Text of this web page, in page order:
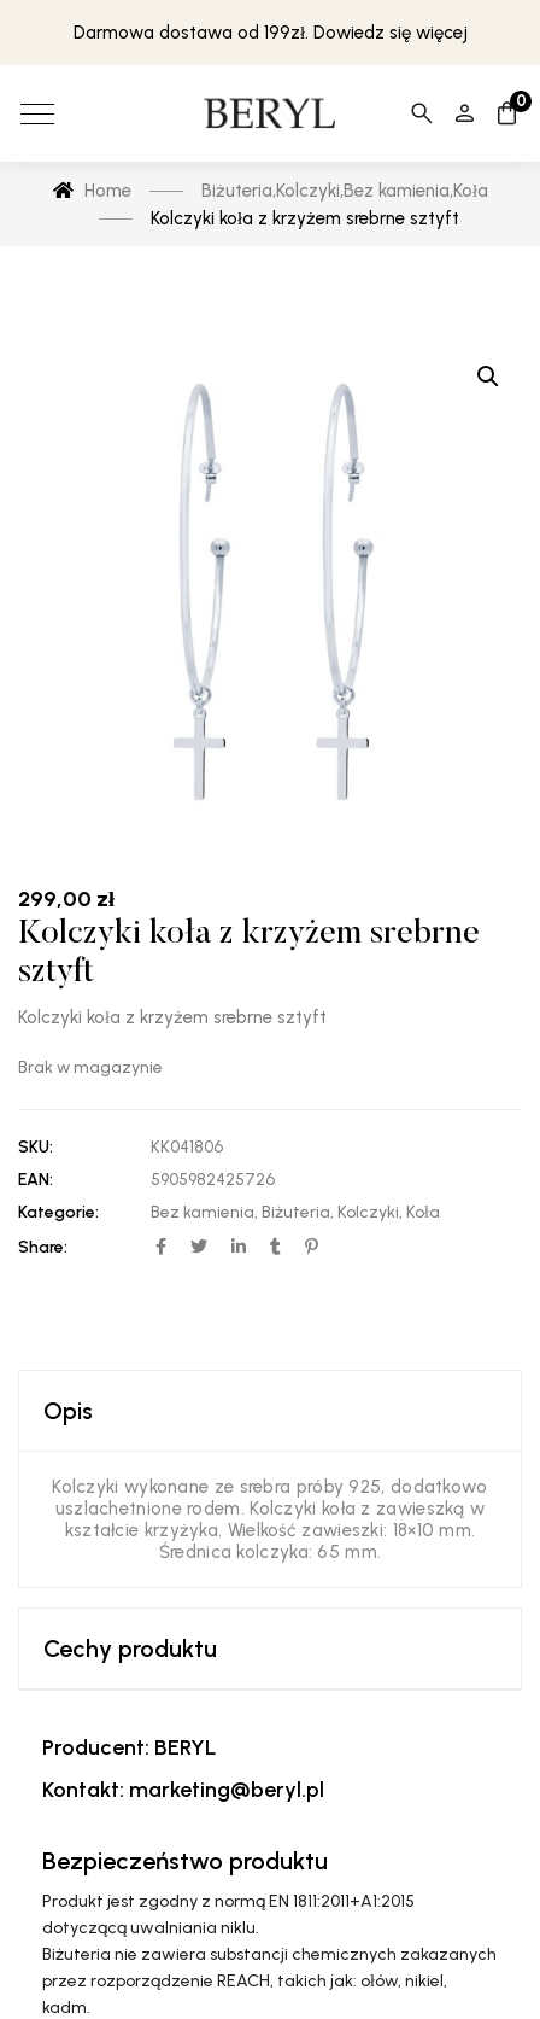
Darmowa dostawa od 199zł. Dowiedz się więcej
0
Home Biżuteria,Kolczyki,Bez kamienia,Koła
Kolczyki koła z krzyżem srebrne sztyft
299,00 zł
Kolczyki koła z krzyżem srebrne
sztyft
Kolczyki koła z krzyżem srebrne sztyft
Brak w magazynie
SKU:
KK041806
EAN:
5905982425726
Kategorie:
Bez kamienia, Biżuteria, Kolczyki, Koła
Share:
Opis
Kolczyki wykonane ze srebra próby 925, dodatkowo
uszlachetnione rodem. Kolczyki koła z zawieszką w
kształcie krzyżyka. Wielkość zawieszki: 18×10 mm.
Średnica kolczyka: 65 mm.
Cechy produktu
Producent: BERYL
Kontakt: marketing@beryl.pl
Bezpieczeństwo produktu
Produkt jest zgodny z normą EN 1811:2011+A1:2015
dotyczącą uwalniania niklu.
Biżuteria nie zawiera substancji chemicznych zakazanych
przez rozporządzenie REACH, takich jak: ołów, nikiel,
kadm.